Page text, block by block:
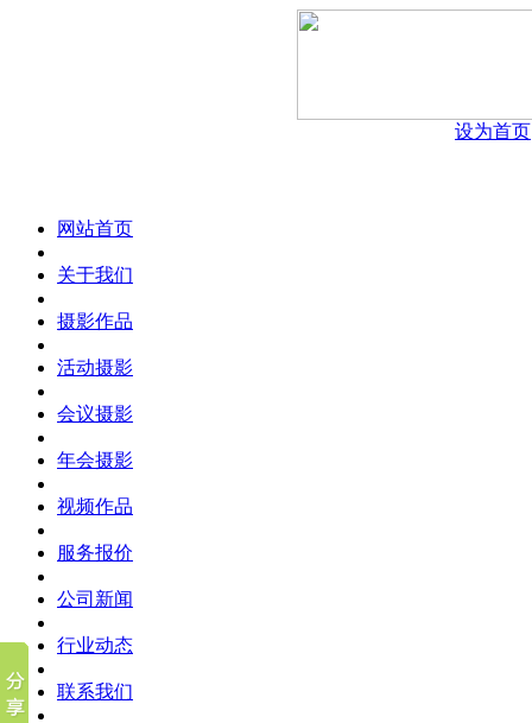
设为首页
网站首页
关于我们
摄影作品
活动摄影
会议摄影
年会摄影
视频作品
服务报价
公司新闻
行业动态
联系我们